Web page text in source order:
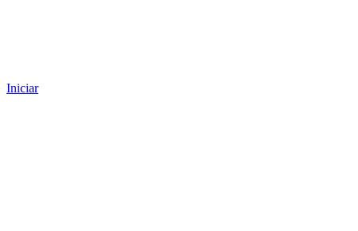
Iniciar